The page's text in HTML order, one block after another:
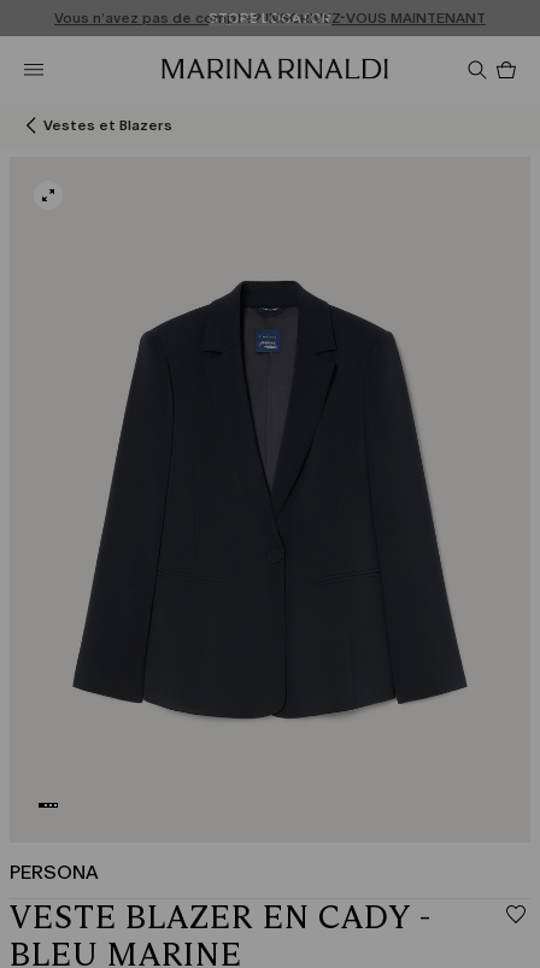
EXPÉDITIONS ET RETOURS GRATUITS
Vous n’avez pas de compte? INSCRIVEZ-VOUS MAINTENANT
STORE LOCATOR
Vestes et Blazers
PERSONA
VESTE BLAZER EN CADY -
BLEU MARINE